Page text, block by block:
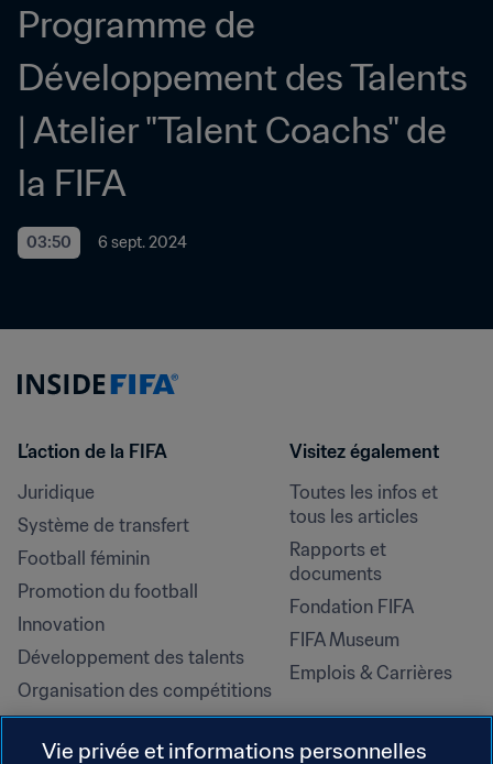
Programme de
Développement des Talents
| Atelier "Talent Coachs" de
la FIFA
03:50 6 sept. 2024
L’action de la FIFA
Juridique
Système de transfert
Football féminin
Promotion du football
Innovation
Développement des talents
Organisation des compétitions
Développement durable
Droits de l'homme et lutte contre
Visitez également
Toutes les infos et
tous les articles
Rapports et
documents
Fondation FIFA
FIFA Museum
Emplois & Carrières
Vie privée et informations personnelles